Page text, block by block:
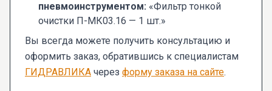
пневмоинструментом: «Фильтр тонкой
очистки П-МК03.16 — 1 шт.»
Вы всегда можете получить консультацию и
оформить заказ, обратившись к специалистам
ГИДРАВЛИКА через форму заказа на сайте.